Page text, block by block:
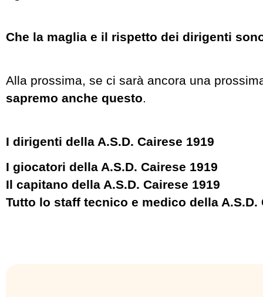
Che la maglia e il rispetto dei dirigenti
Alla prossima, se ci sarà ancora una
sapremo anche questo.
I dirigenti della A.S.D. Cairese 1919
I giocatori della A.S.D. Cairese 1919
Il capitano della A.S.D. Cairese 1919
Tutto lo staff tecnico e medico della A.S.D.